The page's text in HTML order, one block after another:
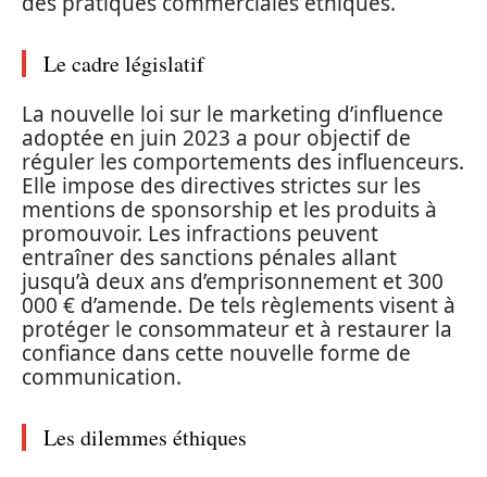
Le cadre législatif
La nouvelle loi sur le marketing d’influence
adoptée en juin 2023 a pour objectif de
réguler les comportements des influenceurs.
Elle impose des directives strictes sur les
mentions de sponsorship et les produits à
promouvoir. Les infractions peuvent
entraîner des sanctions pénales allant
jusqu’à deux ans d’emprisonnement et 300
000 € d’amende. De tels règlements visent à
protéger le consommateur et à restaurer la
confiance dans cette nouvelle forme de
communication.
Les dilemmes éthiques